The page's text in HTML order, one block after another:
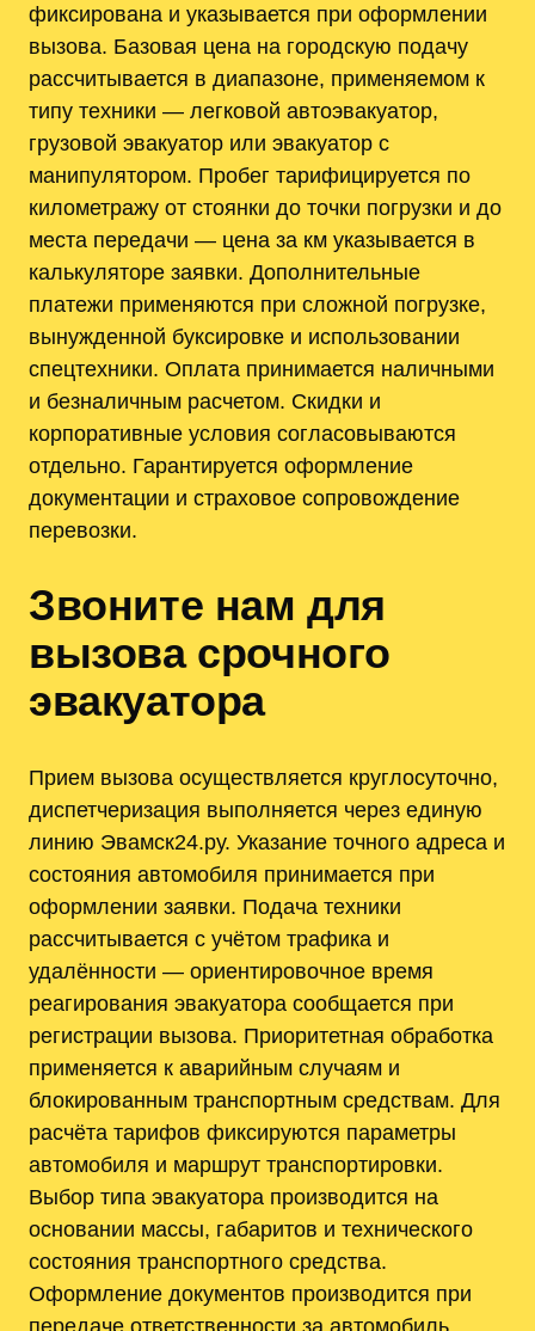
фиксирована и указывается при оформлении
вызова. Базовая цена на городскую подачу
рассчитывается в диапазоне, применяемом к
типу техники — легковой автоэвакуатор,
грузовой эвакуатор или эвакуатор с
манипулятором. Пробег тарифицируется по
километражу от стоянки до точки погрузки и до
места передачи — цена за км указывается в
калькуляторе заявки. Дополнительные
платежи применяются при сложной погрузке,
вынужденной буксировке и использовании
спецтехники. Оплата принимается наличными
и безналичным расчетом. Скидки и
корпоративные условия согласовываются
отдельно. Гарантируется оформление
документации и страховое сопровождение
перевозки.
Звоните нам для
вызова срочного
эвакуатора
Прием вызова осуществляется круглосуточно,
диспетчеризация выполняется через единую
линию Эвамск24.ру. Указание точного адреса и
состояния автомобиля принимается при
оформлении заявки. Подача техники
рассчитывается с учётом трафика и
удалённости — ориентировочное время
реагирования эвакуатора сообщается при
регистрации вызова. Приоритетная обработка
применяется к аварийным случаям и
блокированным транспортным средствам. Для
расчёта тарифов фиксируются параметры
автомобиля и маршрут транспортировки.
Выбор типа эвакуатора производится на
основании массы, габаритов и технического
состояния транспортного средства.
Оформление документов производится при